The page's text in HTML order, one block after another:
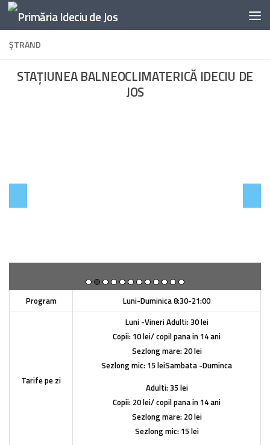
Skip to content
ŞTRAND
STAŢIUNEA BALNEOCLIMATERICĂ IDECIU DE
JOS
Program Luni-Duminica 8:30-21:00
Tarife pe zi
Luni -VineriAdulti: 30 lei
Copii: 10 lei/ copil pana in 14 ani
Sezlong mare: 20 lei
Sezlong mic: 15 leiSambata -Duminca
Adulti: 35 lei
Copii: 20 lei/ copil pana in 14 ani
Sezlong mare: 20 lei
Sezlong mic: 15 lei